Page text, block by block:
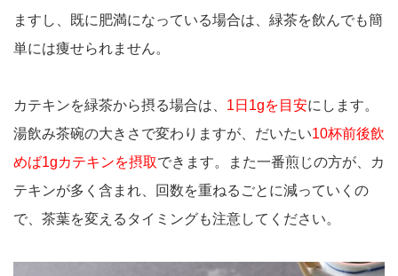
ますし、既に肥満になっている場合は、緑茶を飲んでも簡
単には痩せられません。
カテキンを緑茶から摂る場合は、 1日1gを目安にします。
湯飲み茶碗の大きさで変わりますが、だいたい10杯前後飲
めば1gカテキンを摂取できます。また一番煎じの方が、カ
テキンが多く含まれ、回数を重ねるごとに減っていくの
で、茶葉を変えるタイミングも注意してください。